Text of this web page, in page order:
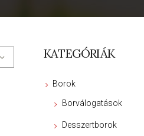
KATEGÓRIÁK
Borok
Borválogatások
Desszertborok